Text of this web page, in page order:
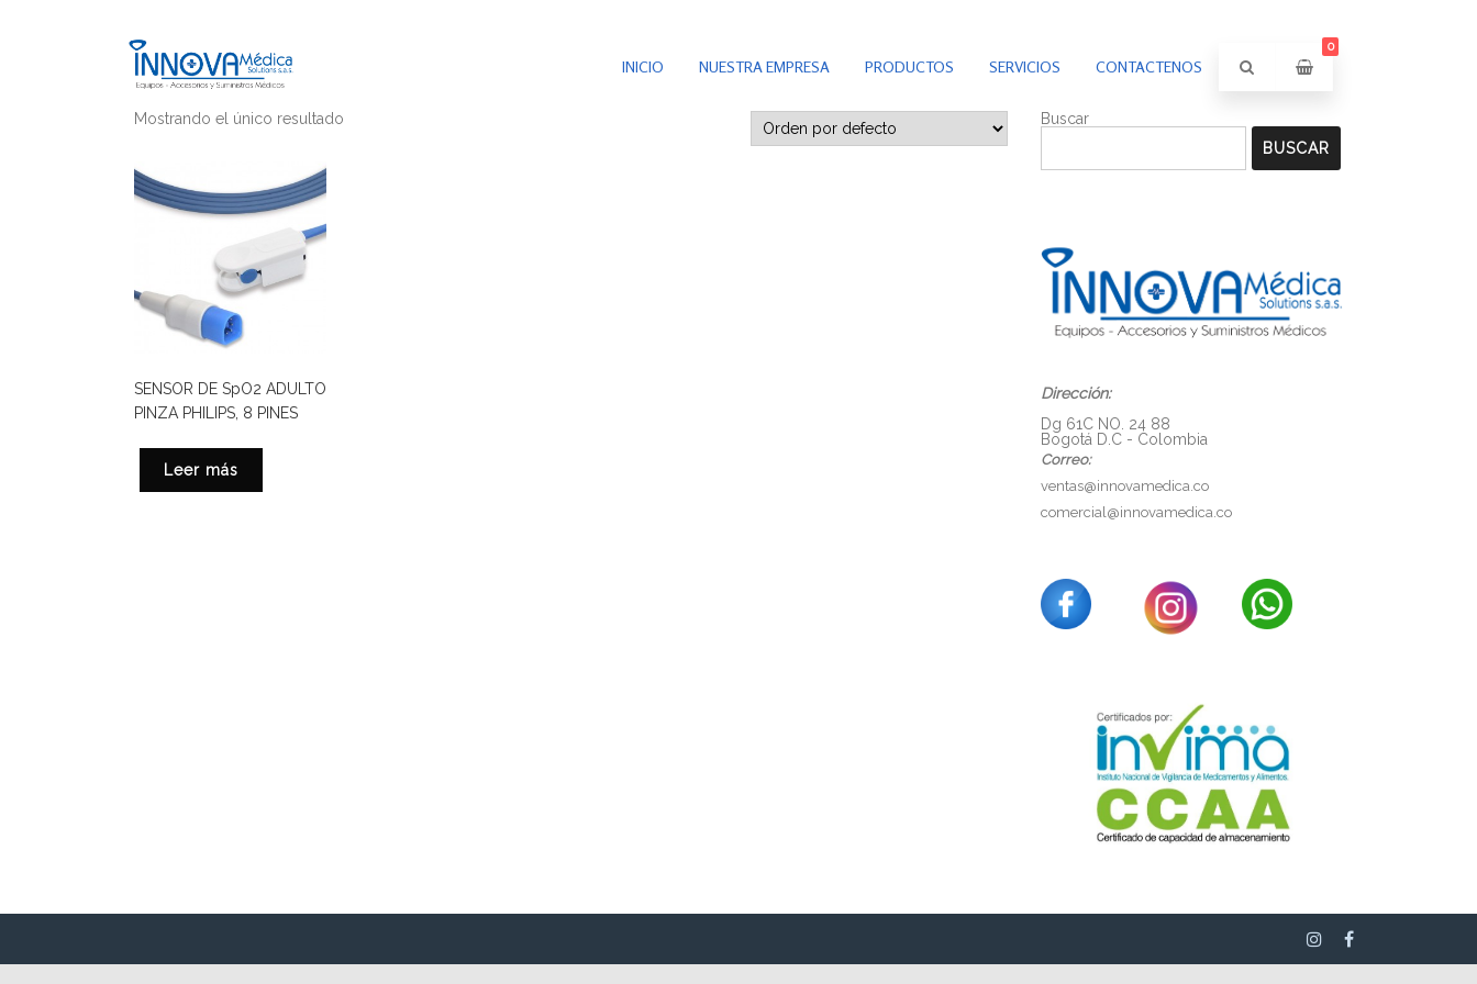
INICIO NUESTRA EMPRESA PRODUCTOS SERVICIOS CONTACTENOS
0
Mostrando el único resultado
SENSOR DE SpO2 ADULTO
PINZA PHILIPS, 8 PINES
Leer más
Buscar
BUSCAR
Dirección:
Dg 61C NO. 24 88
Bogotá D.C - Colombia
Correo:
ventas@innovamedica.co
comercial@innovamedica.co